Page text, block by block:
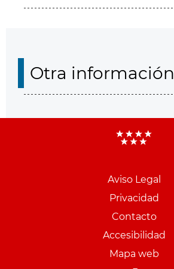
Otra información
Aviso Legal
Privacidad
Contacto
Accesibilidad
Mapa web